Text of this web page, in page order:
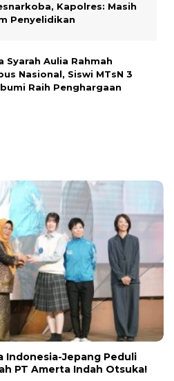
Kapolres: Masih
Penyelidikan
Syarah Aulia Rahmah
Nasional, Siswi MTsN 3
Raih Penghargaan
Indonesia-Jepang Peduli
PT Amerta Indah Otsuka!